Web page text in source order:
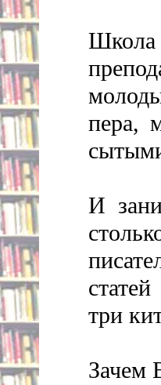
пера,
И
три
Зачем